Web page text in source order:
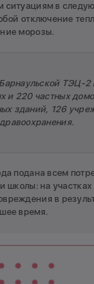
ситуациям в
отключение
морозы.
ТЭЦ-2
и 220 частных
зданий, 126
подана всем
школы: на участках
в
время.